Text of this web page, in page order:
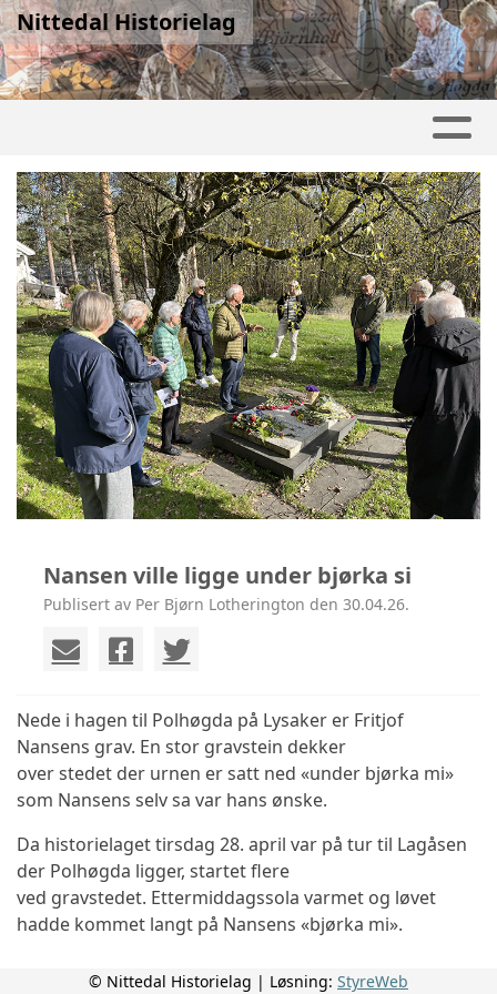
Nittedal Historielag
Nansen ville ligge under bjørka si
Publisert av Per Bjørn Lotherington den 30.04.26.
Nede i hagen til Polhøgda på Lysaker er Fritjof
Nansens grav. En stor gravstein dekker
over stedet der urnen er satt ned «under bjørka mi»
som Nansens selv sa var hans ønske.
Da historielaget tirsdag 28. april var på tur til Lagåsen
der Polhøgda ligger, startet flere
ved gravstedet. Ettermiddagssola varmet og løvet
hadde kommet langt på Nansens «bjørka mi».
© Nittedal Historielag | Løsning: StyreWeb